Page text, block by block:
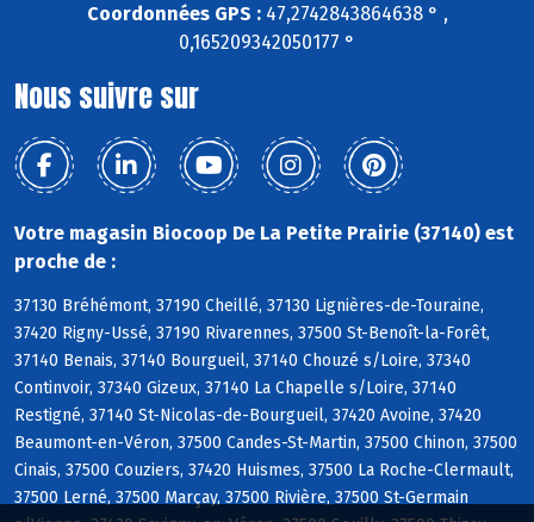
Coordonnées GPS :47,2742843864638 ° ,
0,165209342050177 °
Nous suivre sur
Votre magasin Biocoop De La Petite Prairie (37140) est
proche de :
37130 Bréhémont, 37190 Cheillé, 37130 Lignières-de-Touraine,
37420 Rigny-Ussé, 37190 Rivarennes, 37500 St-Benoît-la-Forêt,
37140 Benais, 37140 Bourgueil, 37140 Chouzé s/Loire, 37340
Continvoir, 37340 Gizeux, 37140 La Chapelle s/Loire, 37140
Restigné, 37140 St-Nicolas-de-Bourgueil, 37420 Avoine, 37420
Beaumont-en-Véron, 37500 Candes-St-Martin, 37500 Chinon, 37500
Cinais, 37500 Couziers, 37420 Huismes, 37500 La Roche-Clermault,
37500 Lerné, 37500 Marçay, 37500 Rivière, 37500 St-Germain